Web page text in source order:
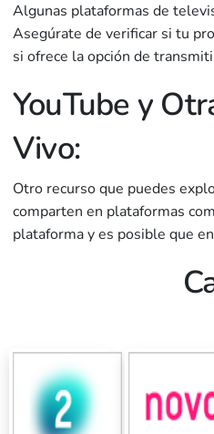
Algunas plataformas de
Asegúrate de verificar si tu
si ofrece la opción de
YouTube y
Vivo:
Otro recurso que puedes
comparten en plataformas
plataforma y es posible que